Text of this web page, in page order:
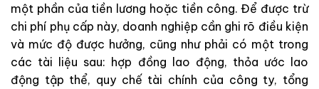
một phần của tiền lương hoặc tiền công. Để được trừ
chi phí phụ cấp này, doanh nghiệp cần ghi rõ điều kiện
và mức độ được hưởng, cũng như phải có một trong
các tài liệu sau: hợp đồng lao động, thỏa ước lao
động tập thể, quy chế tài chính của công ty, tổng